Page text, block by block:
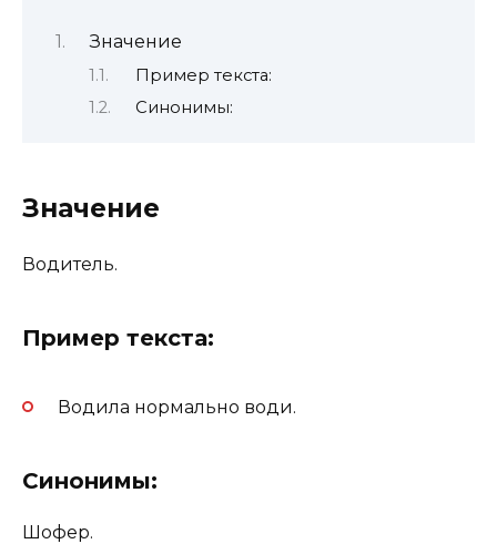
Значение
Пример текста:
Синонимы:
Значение
Водитель.
Пример текста:
Водила нормально води.
Синонимы:
Шофер.